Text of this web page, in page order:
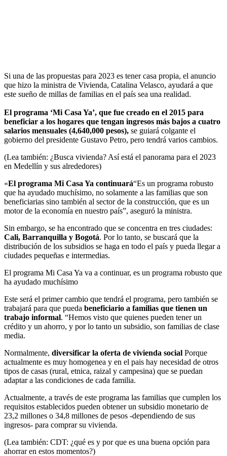
Si una de las propuestas para 2023 es tener casa propia, el anuncio
que hizo la ministra de Vivienda, Catalina Velasco, ayudará a que
este sueño de millas de familias en el país sea una realidad.
El programa ‘Mi Casa Ya’, que fue creado en el 2015 para
beneficiar a los hogares que tengan ingresos más bajos a cuatro
salarios mensuales (4,640,000 pesos), se guiará colgante el
gobierno del presidente Gustavo Petro, pero tendrá varios cambios.
(Lea también: ¿Busca vivienda? Así está el panorama para el 2023
en Medellín y sus alrededores)
«El programa Mi Casa Ya continuará“Es un programa robusto
que ha ayudado muchísimo, no solamente a las familias que son
beneficiarias sino también al sector de la construcción, que es un
motor de la economía en nuestro país”, aseguró la ministra.
Sin embargo, se ha encontrado que se concentra en tres ciudades:
Cali, Barranquilla y Bogotá. Por lo tanto, se buscará que la
distribución de los subsidios se haga en todo el país y pueda llegar a
ciudades pequeñas e intermedias.
El programa Mi Casa Ya va a continuar, es un programa robusto que
ha ayudado muchísimo
Este será el primer cambio que tendrá el programa, pero también se
trabajará para que pueda beneficiario a familias que tienen un
trabajo informal. “Hemos visto que quienes pueden tener un
crédito y un ahorro, y por lo tanto un subsidio, son familias de clase
media.
Normalmente, diversificar la oferta de vivienda social Porque
actualmente es muy homogenea y en el pais hay necesidad de otros
tipos de casas (rural, etnica, raizal y campesina) que se puedan
adaptar a las condiciones de cada familia.
Actualmente, a través de este programa las familias que cumplen los
requisitos establecidos pueden obtener un subsidio monetario de
23,2 millones o 34,8 millones de pesos -dependiendo de sus
ingresos- para comprar su vivienda.
(Lea también: CDT: ¿qué es y por que es una buena opción para
ahorrar en estos momentos?)